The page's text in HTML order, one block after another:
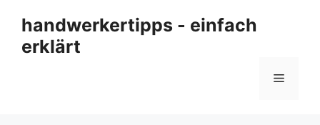
Inhalt
springen
handwerkertipps - einfach
erklärt
Menü